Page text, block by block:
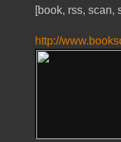
[book, rss, scan,
http://